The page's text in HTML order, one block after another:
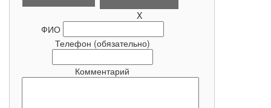
X
ФИО
Телефон (обязательно)
Комментарий